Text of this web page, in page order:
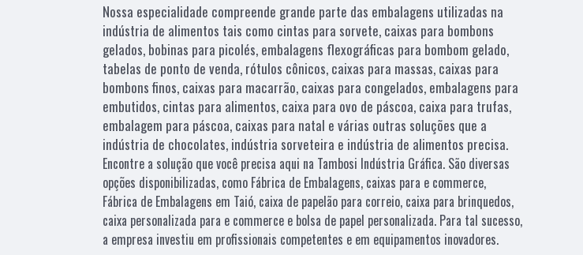
Nossa especialidade compreende grande parte das embalagens utilizadas na
indústria de alimentos tais como cintas para sorvete, caixas para bombons
gelados, bobinas para picolés, embalagens flexográficas para bombom gelado,
tabelas de ponto de venda, rótulos cônicos, caixas para massas, caixas para
bombons finos, caixas para macarrão, caixas para congelados, embalagens para
embutidos, cintas para alimentos, caixa para ovo de páscoa, caixa para trufas,
embalagem para páscoa, caixas para natal e várias outras soluções que a
indústria de chocolates, indústria sorveteira e indústria de alimentos precisa.
Encontre a solução que você precisa aqui na Tambosi Indústria Gráfica. São diversas
opções disponibilizadas, como Fábrica de Embalagens, caixas para e commerce,
Fábrica de Embalagens em Taió, caixa de papelão para correio, caixa para brinquedos,
caixa personalizada para e commerce e bolsa de papel personalizada. Para tal sucesso,
a empresa investiu em profissionais competentes e em equipamentos inovadores.